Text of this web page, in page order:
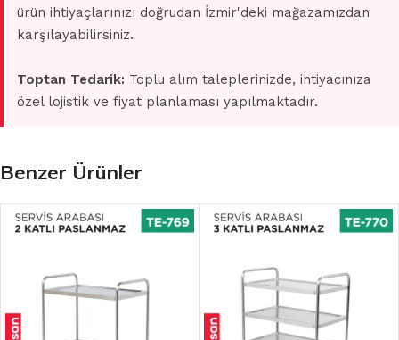
ürün ihtiyaçlarınızı doğrudan İzmir'deki mağazamızdan
karşılayabilirsiniz.
Toptan Tedarik: Toplu alım taleplerinizde, ihtiyacınıza
özel lojistik ve fiyat planlaması yapılmaktadır.
Benzer Ürünler